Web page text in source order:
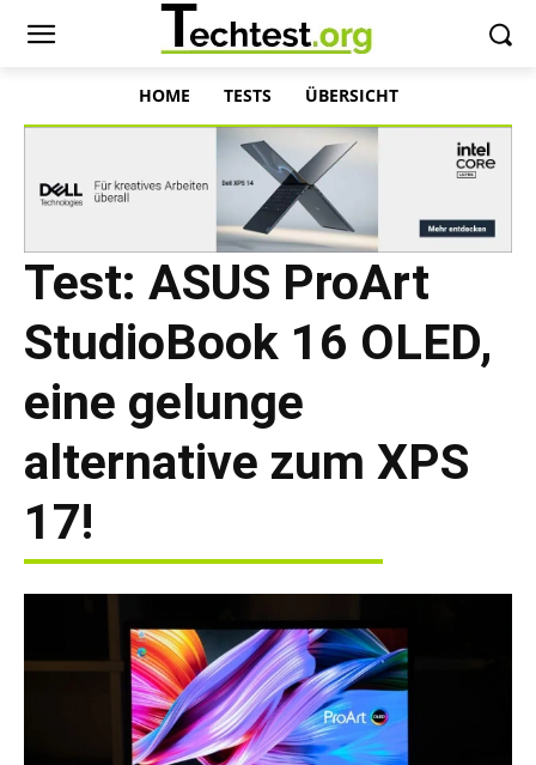
HOME TESTS ÜBERSICHT
Test: ASUS ProArt
StudioBook 16 OLED,
eine gelunge
alternative zum XPS
17!